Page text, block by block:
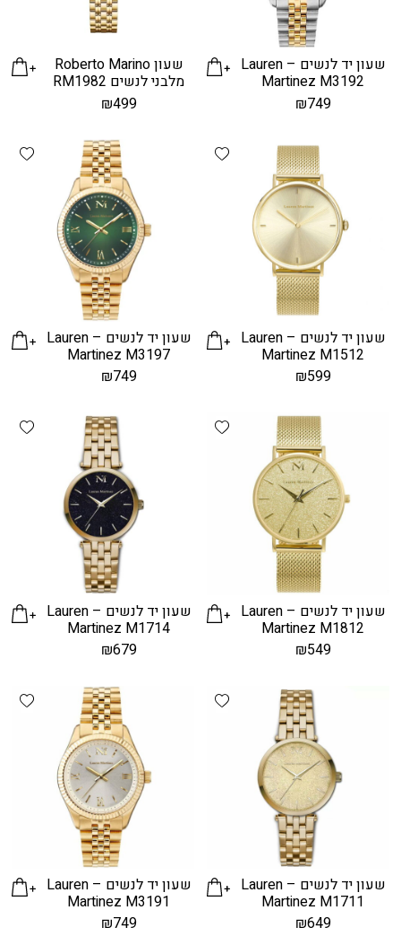
שעון יד לנשים – Lauren
Martinez M3192
₪749
שעון Roberto Marino
מלבני לנשים RM1982
₪499
Add wishlist
שעון יד לנשים – Lauren
Martinez M1512
₪599
שעון יד לנשים – Lauren
Martinez M3197
₪749
Add wishlist
שעון יד לנשים – Lauren
Martinez M1812
₪549
שעון יד לנשים – Lauren
Martinez M1714
₪679
Add wishlist
שעון יד לנשים – Lauren
Martinez M1711
₪649
שעון יד לנשים – Lauren
Martinez M3191
₪749